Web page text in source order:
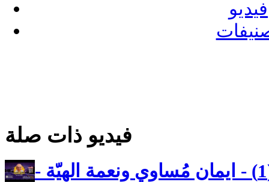
فيديو
فيديو ذات صلة
رسالة بطرس الثانية (1) - ايمان مُساوي ونعمة الهيّة -